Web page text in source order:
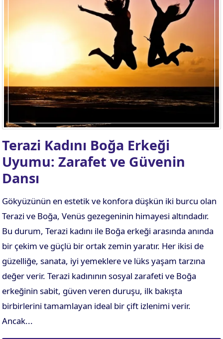
Terazi Kadını Boğa Erkeği
Uyumu: Zarafet ve Güvenin
Dansı
Gökyüzünün en estetik ve konfora düşkün iki burcu olan
Terazi ve Boğa, Venüs gezegeninin himayesi altındadır.
Bu durum, Terazi kadını ile Boğa erkeği arasında anında
bir çekim ve güçlü bir ortak zemin yaratır. Her ikisi de
güzelliğe, sanata, iyi yemeklere ve lüks yaşam tarzına
değer verir. Terazi kadınının sosyal zarafeti ve Boğa
erkeğinin sabit, güven veren duruşu, ilk bakışta
birbirlerini tamamlayan ideal bir çift izlenimi verir.
Ancak...